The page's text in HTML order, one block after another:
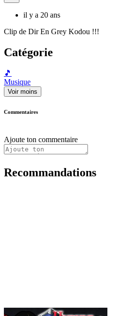
il y a 20 ans
Clip de Dir En Grey Kodou !!!
Catégorie
🎵
Musique
Voir moins
Commentaires
Ajoute ton commentaire
Recommandations